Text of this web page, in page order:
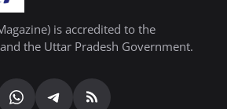
is accredited to the
the Uttar Pradesh Government.